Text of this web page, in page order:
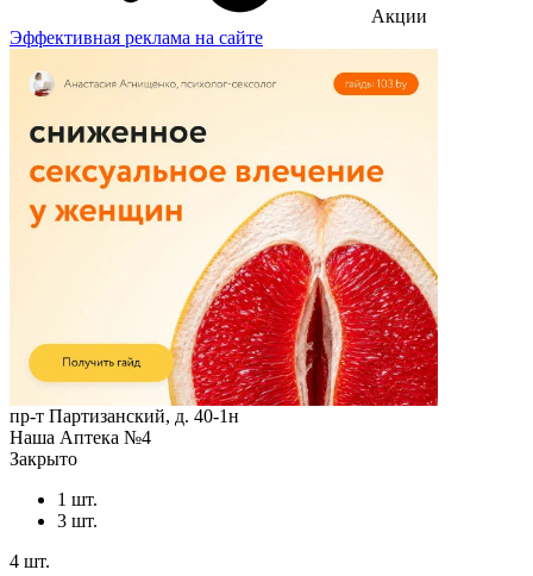
Акции
Эффективная реклама на сайте
пр-т Партизанский, д. 40-1н
Наша Аптека №4
Закрыто
1 шт.
3 шт.
4 шт.